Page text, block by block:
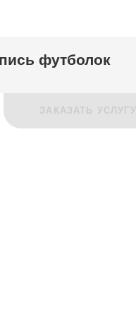
футболок
ЗАКАЗАТЬ УСЛУГУ